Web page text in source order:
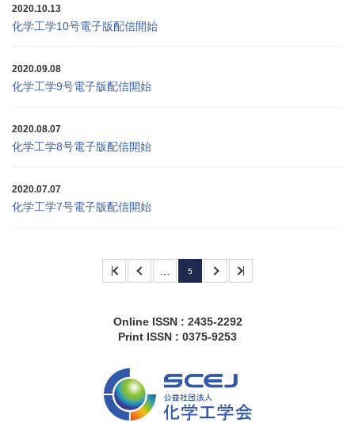
2020.10.13
化学工学10号電子版配信開始
2020.09.08
化学工学9号電子版配信開始
2020.08.07
化学工学8号電子版配信開始
2020.07.07
化学工学7号電子版配信開始
5
Online ISSN : 2435-2292
Print ISSN : 0375-9253